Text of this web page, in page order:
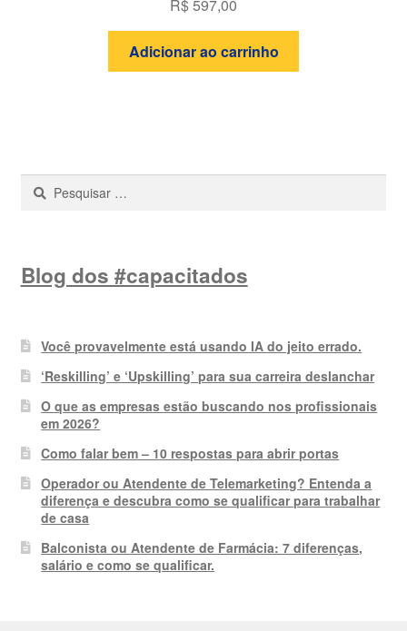
R$597,00
Adicionar ao carrinho
Pesquisar
por:
Blog dos #capacitados
Você provavelmente está usando IA do jeito errado.
‘Reskilling’ e ‘Upskilling’ para sua carreira deslanchar
O que as empresas estão buscando nos profissionais
em 2026?
Como falar bem – 10 respostas para abrir portas
Operador ou Atendente de Telemarketing? Entenda a
diferença e descubra como se qualificar para trabalhar
de casa
Balconista ou Atendente de Farmácia: 7 diferenças,
salário e como se qualificar.